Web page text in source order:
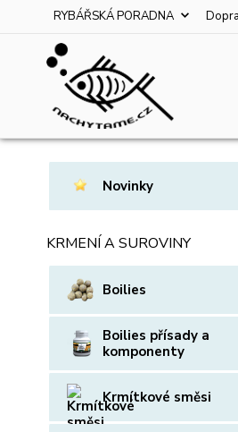
RYBÁŘSKÁ PORADNA
Novinky
KRMENÍ A SUROVINY
Boilies
Boilies přísady a
komponenty
Krmítkové směsi